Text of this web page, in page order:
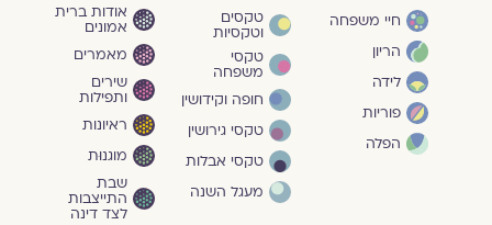
חיי משפחה
הריון
לידה
פוריות
הפלה
טקסים
וטקסיות
טקסי
משפחה
חופה וקידושין
טקסי גירושין
טקסי אבלות
מעגל השנה
אודות ברית
אמונים
מאמרים
שירים
ותפילות
ראיונות
מוגנוּת
שבת
התייצבות
לצד דינה